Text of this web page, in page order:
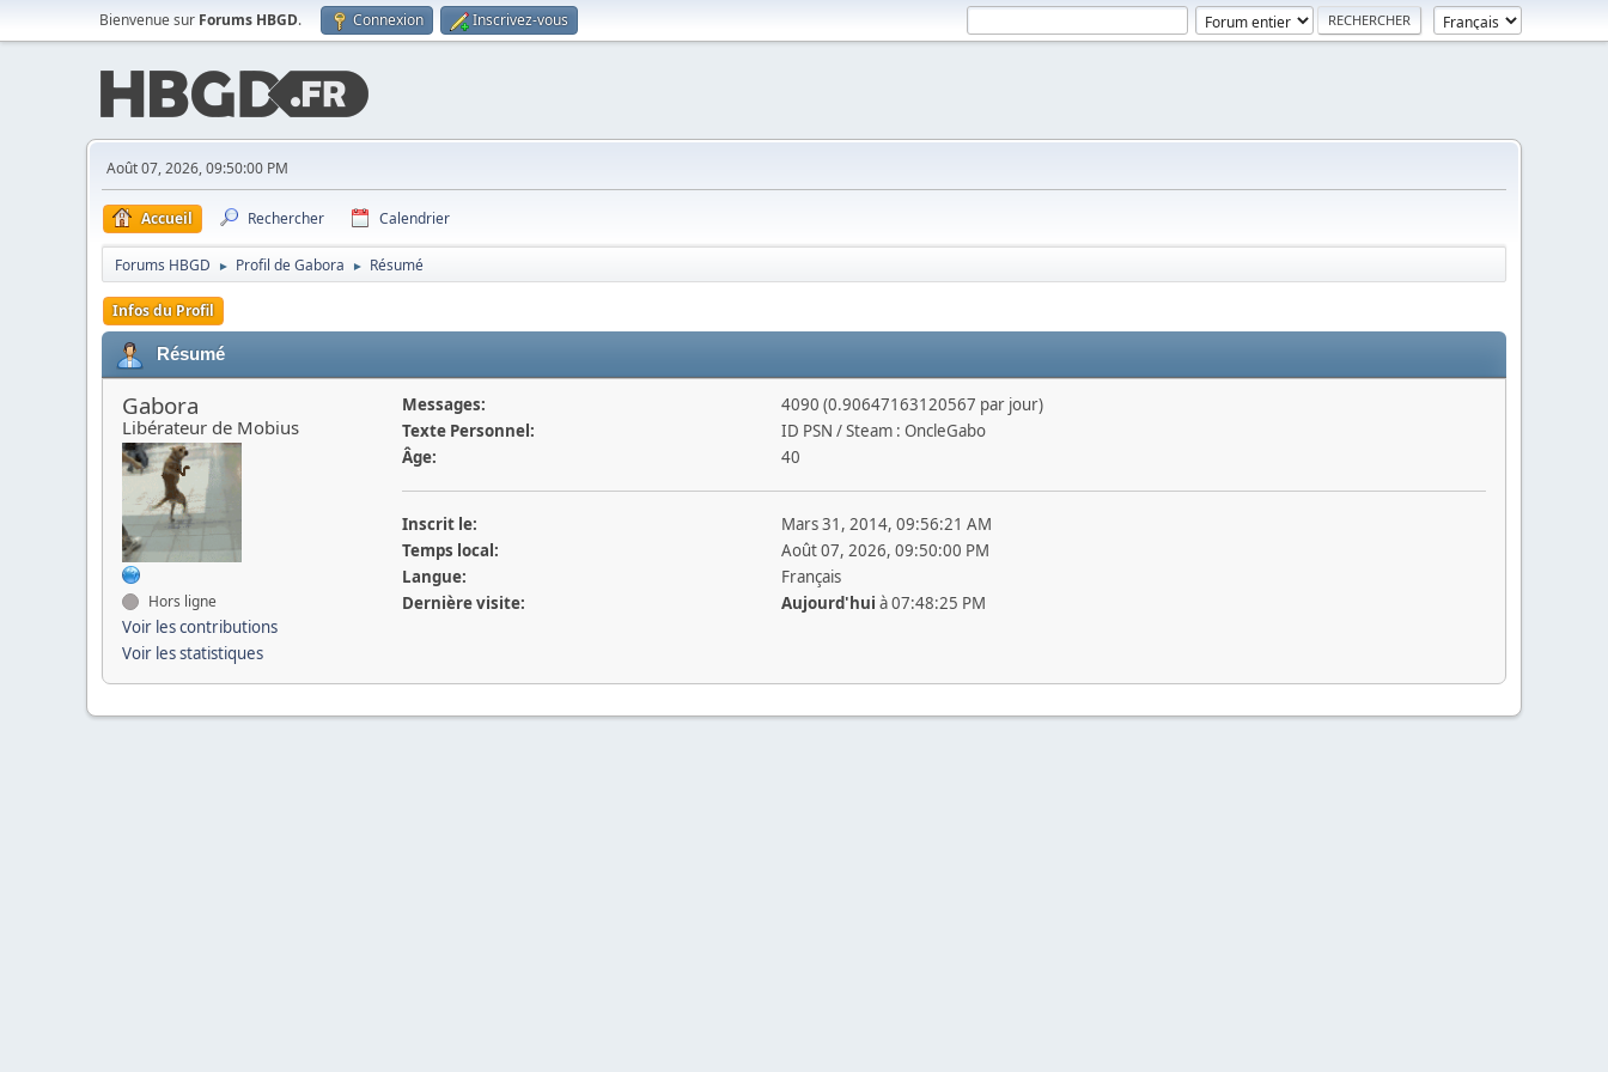
Bienvenue sur Forums HBGD. Connexion Inscrivez-vous
Août 07, 2026, 09:50:00 PM
Accueil Rechercher Calendrier
Forums HBGD ► Profil de Gabora ► Résumé
Infos du Profil
Résumé
Gabora
Libérateur de Mobius
Hors ligne
Voir les contributions
Voir les statistiques
Messages:
4090 (0.90647163120567 par jour)
Texte Personnel:
ID PSN / Steam : OncleGabo
Âge:
40
Inscrit le:
Mars 31, 2014, 09:56:21 AM
Temps local:
Août 07, 2026, 09:50:00 PM
Langue:
Français
Dernière visite:
Aujourd'hui à 07:48:25 PM